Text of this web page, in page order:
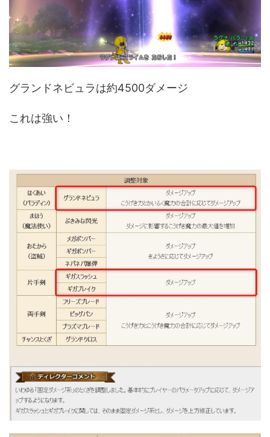
グランドネビュラは約4500ダメージ
これは強い！